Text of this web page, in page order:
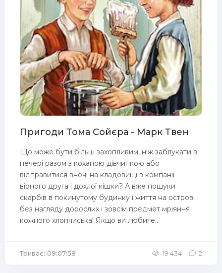
Пригоди Тома Сойєра - Марк Твен
Що може бути більш захопливим, ніж заблукати в
печері разом з коханою дівчинкою або
відправитися вночі на кладовищі в компанії
вірного друга і дохлої кішки? А вже пошуки
скарбів в покинутому будинку і життя на острові
без нагляду дорослих і зовсім предмет мріяння
кожного хлопчиська! Якщо ви любите...
Триває: 09:07:58 19 434 2